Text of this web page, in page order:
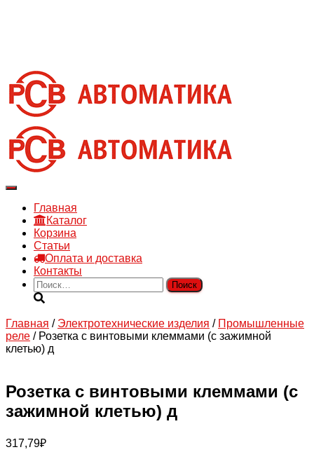
Переключить
навигациюГлавная
Каталог
Корзина
Статьи
Оплата и доставка
Контакты
Найти:
Главная / Электротехнические изделия / Промышленные
реле / Розетка с винтовыми клеммами (с зажимной
клетью) д
Розетка с винтовыми клеммами (с
зажимной клетью) д
317,79₽